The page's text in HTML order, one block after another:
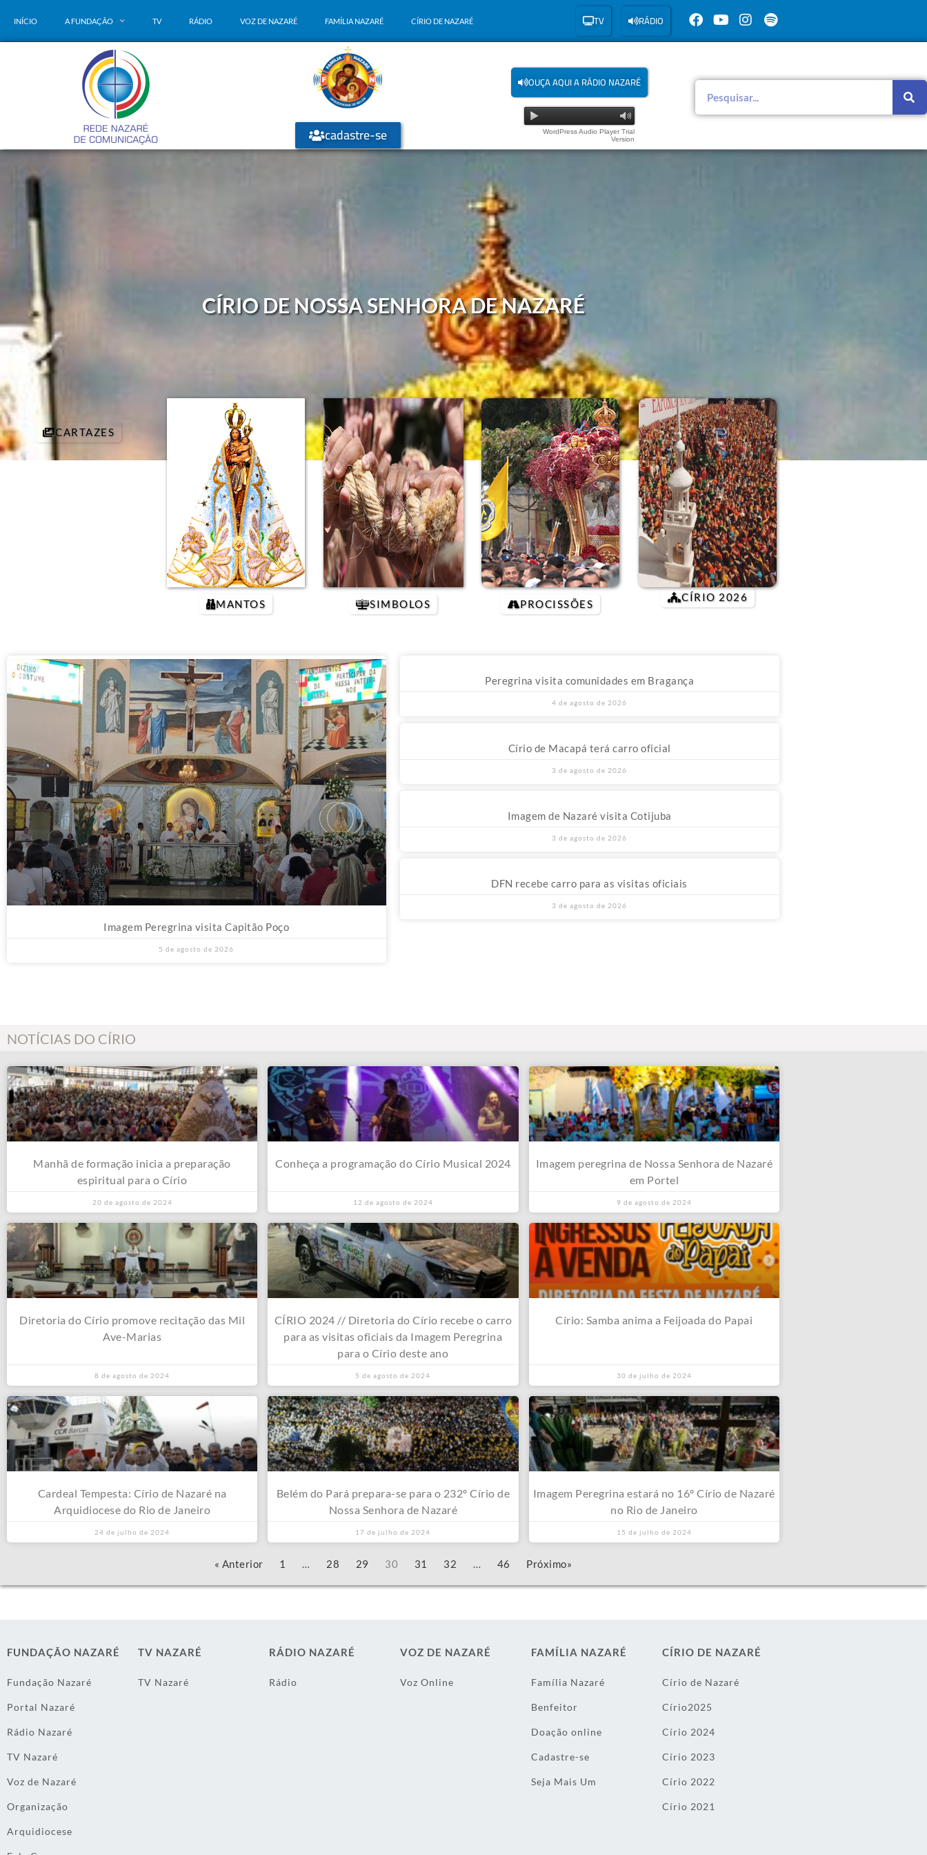
INÍCIO A FUNDAÇÃO TV RÁDIO VOZ DE NAZARÉ FAMÍLIA NAZARÉ CÍRIO DE NAZARÉ TV RÁDIO
cadastre-se
OUÇA AQUI A RÁDIO NAZARÉ
WordPress Audio Player Trial
Version
CÍRIO DE NOSSA SENHORA DE NAZARÉ
CARTAZES
MANTOS SIMBOLOS PROCISSÕES
CÍRIO 2026
Imagem Peregrina visita Capitão Poço
5 de agosto de 2026
Peregrina visita comunidades em Bragança
4 de agosto de 2026
Círio de Macapá terá carro oficial
3 de agosto de 2026
Imagem de Nazaré visita Cotijuba
3 de agosto de 2026
DFN recebe carro para as visitas oficiais
3 de agosto de 2026
NOTÍCIAS DO CÍRIO
Manhã de formação inicia a preparação
espiritual para o Círio
20 de agosto de 2024
Conheça a programação do Círio Musical 2024
12 de agosto de 2024
Imagem peregrina de Nossa Senhora de Nazaré
em Portel
9 de agosto de 2024
Diretoria do Círio promove recitação das Mil
Ave-Marias
8 de agosto de 2024
CÍRIO 2024 // Diretoria do Círio recebe o carro
para as visitas oficiais da Imagem Peregrina
para o Círio deste ano
5 de agosto de 2024
Círio: Samba anima a Feijoada do Papai
30 de julho de 2024
Cardeal Tempesta: Círio de Nazaré na
Arquidiocese do Rio de Janeiro
24 de julho de 2024
Belém do Pará prepara-se para o 232º Círio de
Nossa Senhora de Nazaré
17 de julho de 2024
Imagem Peregrina estará no 16º Círio de Nazaré
no Rio de Janeiro
15 de julho de 2024
« Anterior 1 … 28 29 30 31 32 … 46 Próximo»
FUNDAÇÃO NAZARÉ
Fundação Nazaré
Portal Nazaré
Rádio Nazaré
TV Nazaré
Voz de Nazaré
Organização
Arquidiocese
TV NAZARÉ
TV Nazaré
RÁDIO NAZARÉ
Rádio
VOZ DE NAZARÉ
Voz Online
FAMÍLIA NAZARÉ
Família Nazaré
Benfeitor
Doação online
Cadastre-se
Seja Mais Um
CÍRIO DE NAZARÉ
Círio de Nazaré
Círio2025
Círio 2024
Círio 2023
Círio 2022
Círio 2021